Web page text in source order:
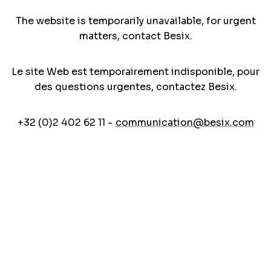
The website is temporarily unavailable, for urgent
matters, contact Besix.
Le site Web est temporairement indisponible, pour
des questions urgentes, contactez Besix.
+32 (0)2 402 62 11 - communication@besix.com